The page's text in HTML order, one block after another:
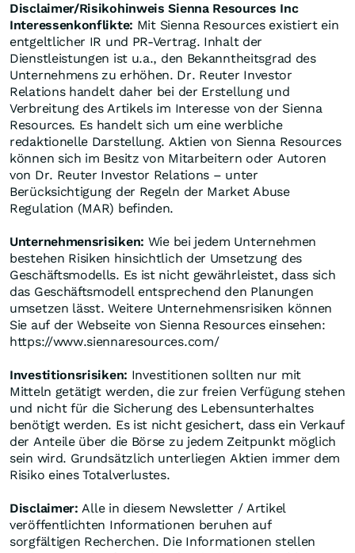
Disclaimer/Risikohinweis Sienna Resources Inc
Interessenkonflikte: Mit Sienna Resources existiert ein
entgeltlicher IR und PR-Vertrag. Inhalt der
Dienstleistungen ist u.a., den Bekanntheitsgrad des
Unternehmens zu erhöhen. Dr. Reuter Investor
Relations handelt daher bei der Erstellung und
Verbreitung des Artikels im Interesse von der Sienna
Resources. Es handelt sich um eine werbliche
redaktionelle Darstellung. Aktien von Sienna Resources
können sich im Besitz von Mitarbeitern oder Autoren
von Dr. Reuter Investor Relations – unter
Berücksichtigung der Regeln der Market Abuse
Regulation (MAR) befinden.
Unternehmensrisiken: Wie bei jedem Unternehmen
bestehen Risiken hinsichtlich der Umsetzung des
Geschäftsmodells. Es ist nicht gewährleistet, dass sich
das Geschäftsmodell entsprechend den Planungen
umsetzen lässt. Weitere Unternehmensrisiken können
Sie auf der Webseite von Sienna Resources einsehen:
https://www.siennaresources.com/
Investitionsrisiken: Investitionen sollten nur mit
Mitteln getätigt werden, die zur freien Verfügung stehen
und nicht für die Sicherung des Lebensunterhaltes
benötigt werden. Es ist nicht gesichert, dass ein Verkauf
der Anteile über die Börse zu jedem Zeitpunkt möglich
sein wird. Grundsätzlich unterliegen Aktien immer dem
Risiko eines Totalverlustes.
Disclaimer: Alle in diesem Newsletter / Artikel
veröffentlichten Informationen beruhen auf
sorgfältigen Recherchen. Die Informationen stellen